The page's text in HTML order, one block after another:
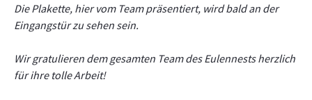
Die Plakette, hier vom Team präsentiert, wird bald an der
Eingangstür zu sehen sein.
Wir gratulieren dem gesamten Team des Eulennests herzlich
für ihre tolle Arbeit!